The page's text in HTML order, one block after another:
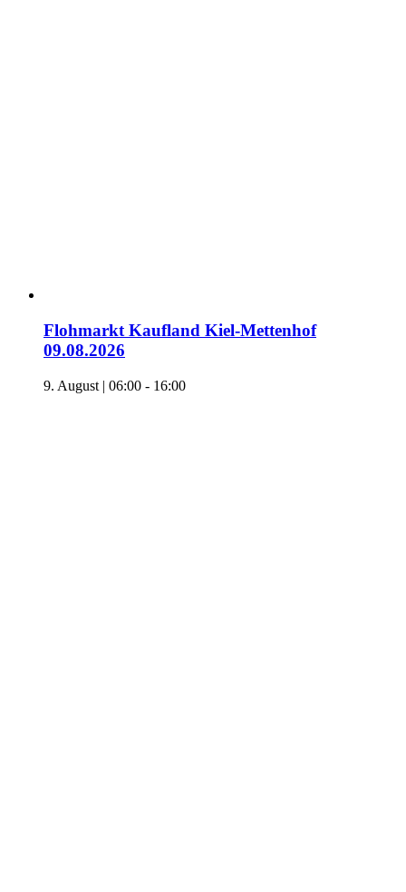
Flohmarkt Kaufland Kiel-Mettenhof
09.08.2026
9. August | 06:00 - 16:00